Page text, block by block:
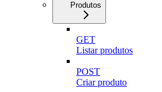
Produtos
GET
Listar produtos
POST
Criar produto